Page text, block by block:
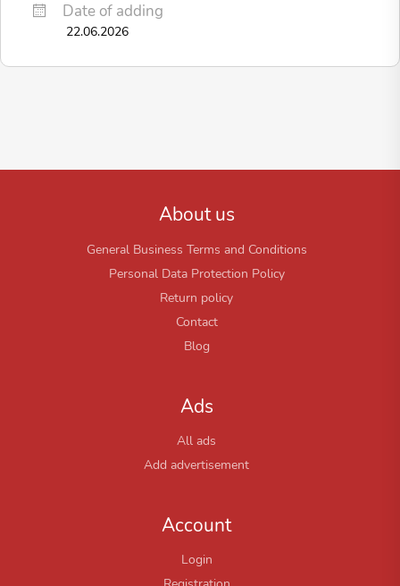
Date of adding
22.06.2026
About us
General Business Terms and Conditions
Personal Data Protection Policy
Return policy
Contact
Blog
Ads
All ads
Add advertisement
Account
Login